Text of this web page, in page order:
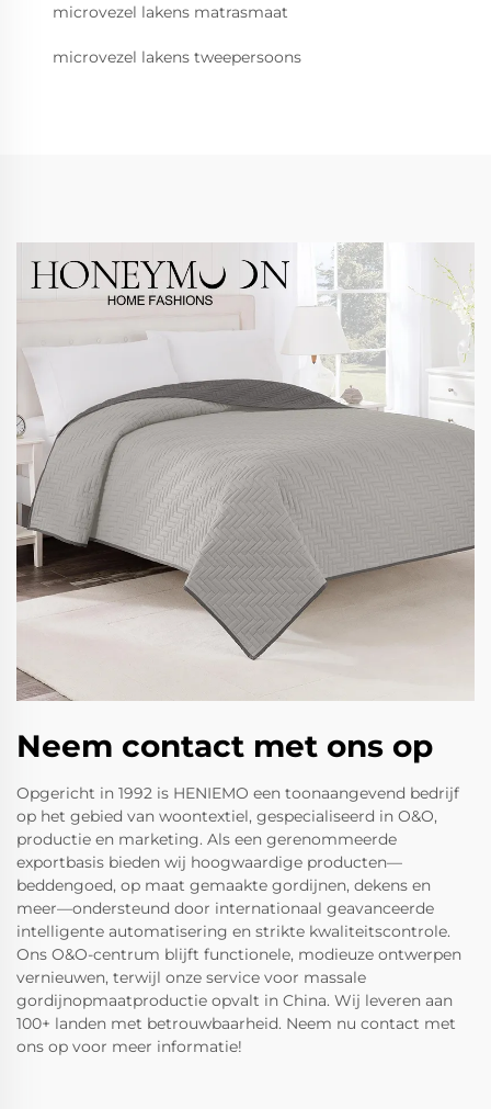
microvezel lakens matrasmaat
microvezel lakens tweepersoons
Neem contact met ons op
Opgericht in 1992 is HENIEMO een toonaangevend bedrijf
op het gebied van woontextiel, gespecialiseerd in O&O,
productie en marketing. Als een gerenommeerde
exportbasis bieden wij hoogwaardige producten—
beddengoed, op maat gemaakte gordijnen, dekens en
meer—ondersteund door internationaal geavanceerde
intelligente automatisering en strikte kwaliteitscontrole.
Ons O&O-centrum blijft functionele, modieuze ontwerpen
vernieuwen, terwijl onze service voor massale
gordijnopmaatproductie opvalt in China. Wij leveren aan
100+ landen met betrouwbaarheid. Neem nu contact met
ons op voor meer informatie!